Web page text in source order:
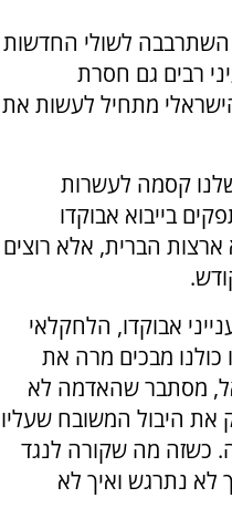
לשולי החדשות
רבים גם חסרת
מתחיל לעשות את
קסמה לעשרות
בייבוא אבוקדו
ארצות הברית, אלא רוצים
אבוקדו, הלחקלאי
כולנו מבכים מרה את
מסתבר שהאדמה לא
היבול המשובח שעליו
כשזה מה שקורה לנגד
לא נתרגש ואיך לא